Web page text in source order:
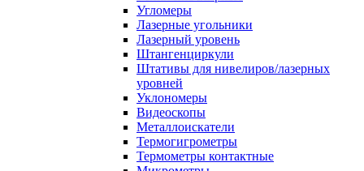
Угломеры
Лазерные угольники
Лазерный уровень
Штангенциркули
Штативы для нивелиров/лазерных
уровней
Уклономеры
Видеоскопы
Металлоискатели
Термогигрометры
Термометры контактные